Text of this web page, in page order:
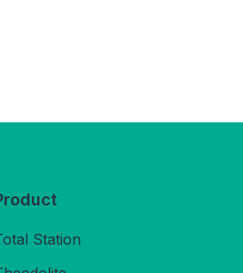
Station